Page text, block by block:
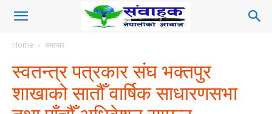
Home समाचार
स्वतन्त्र पत्रकार संघ भक्तपुर
शाखाको सातौँ वार्षिक साधारणसभा